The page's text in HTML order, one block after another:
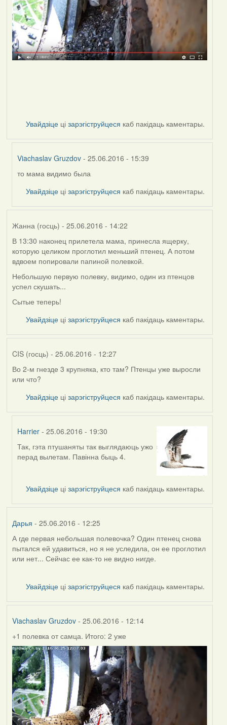
Увайдзіце цізарэгіструйцеся каб пакідаць каментары.
Viachaslav Gruzdov - 25.06.2016 - 15:39
In
reply
by
то мама видимо была
Увайдзіце цізарэгіструйцеся каб пакідаць каментары.
Жанна (госць) - 25.06.2016 - 14:22
В 13:30 наконец прилетела мама, принесла ящерку,
которую целиком проглотил меньший птенец. А потом
вдвоем попировали папиной полевкой.
Небольшую первую полевку, видимо, один из птенцов
успел скушать...
Сытые теперь!
Увайдзіце цізарэгіструйцеся каб пакідаць каментары.
CIS (госць) - 25.06.2016 - 12:27
Во 2-м гнезде 3 крупняка, кто там? Птенцы уже выросли
или что?
Увайдзіце цізарэгіструйцеся каб пакідаць каментары.
Harrier - 25.06.2016 - 19:30
In
reply
CIS
(госць)
Так, гэта птушаняты так выглядаюць ужо
перад вылетам. Павінна быць 4.
Увайдзіце цізарэгіструйцеся каб пакідаць каментары.
Дарья - 25.06.2016 - 12:25
А где первая небольшая полевочка? Один птенец снова
пытался ей удавиться, но я не уследила, он ее проглотил
или нет... Сейчас ее как-то не видно нигде.
Увайдзіце цізарэгіструйцеся каб пакідаць каментары.
Viachaslav Gruzdov- 25.06.2016 - 12:14
+1 полевка от самца. Итого: 2 уже